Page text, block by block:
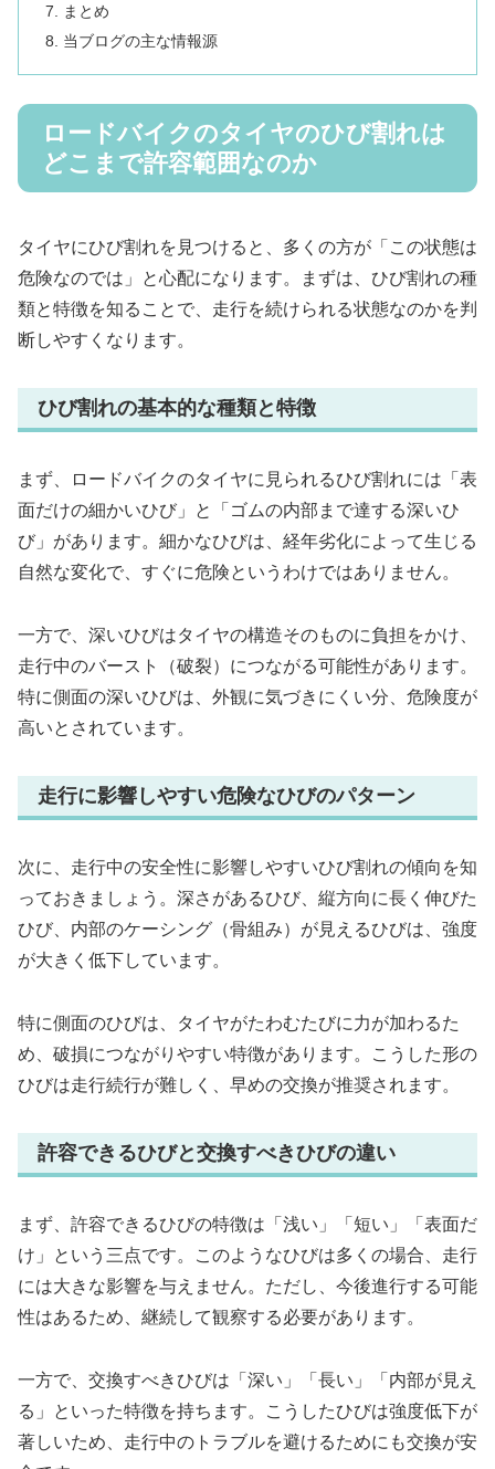
まとめ
当ブログの主な情報源
ロードバイクのタイヤのひび割れは
どこまで許容範囲なのか
タイヤにひび割れを見つけると、多くの方が「この状態は
危険なのでは」と心配になります。まずは、ひび割れの種
類と特徴を知ることで、走行を続けられる状態なのかを判
断しやすくなります。
ひび割れの基本的な種類と特徴
まず、ロードバイクのタイヤに見られるひび割れには「表
面だけの細かいひび」と「ゴムの内部まで達する深いひ
び」があります。細かなひびは、経年劣化によって生じる
自然な変化で、すぐに危険というわけではありません。
一方で、深いひびはタイヤの構造そのものに負担をかけ、
走行中のバースト（破裂）につながる可能性があります。
特に側面の深いひびは、外観に気づきにくい分、危険度が
高いとされています。
走行に影響しやすい危険なひびのパターン
次に、走行中の安全性に影響しやすいひび割れの傾向を知
っておきましょう。深さがあるひび、縦方向に長く伸びた
ひび、内部のケーシング（骨組み）が見えるひびは、強度
が大きく低下しています。
特に側面のひびは、タイヤがたわむたびに力が加わるた
め、破損につながりやすい特徴があります。こうした形の
ひびは走行続行が難しく、早めの交換が推奨されます。
許容できるひびと交換すべきひびの違い
まず、許容できるひびの特徴は「浅い」「短い」「表面だ
け」という三点です。このようなひびは多くの場合、走行
には大きな影響を与えません。ただし、今後進行する可能
性はあるため、継続して観察する必要があります。
一方で、交換すべきひびは「深い」「長い」「内部が見え
る」といった特徴を持ちます。こうしたひびは強度低下が
著しいため、走行中のトラブルを避けるためにも交換が安